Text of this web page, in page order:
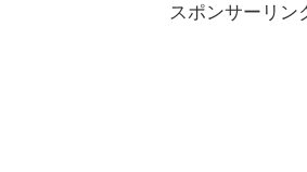
スポンサーリン